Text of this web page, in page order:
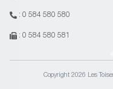
: 0 584 580 580
: 0 584 580 581
Copyright 2026 Les